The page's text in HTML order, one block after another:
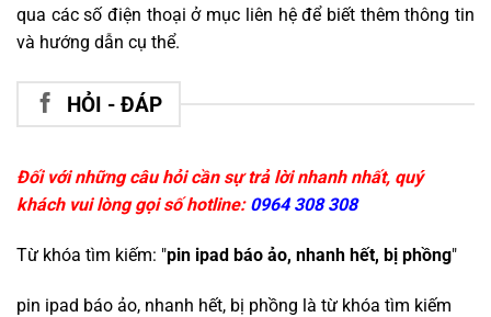
qua các số điện thoại ở mục liên hệ để biết thêm thông tin
và hướng dẫn cụ thể.
HỎI - ĐÁP
Đối với những câu hỏi cần sự trả lời nhanh nhất, quý
khách vui lòng gọi số hotline: 0964 308 308
Từ khóa tìm kiếm: "pin ipad báo ảo, nhanh hết, bị phồng"
pin ipad báo ảo, nhanh hết, bị phồng là từ khóa tìm kiếm